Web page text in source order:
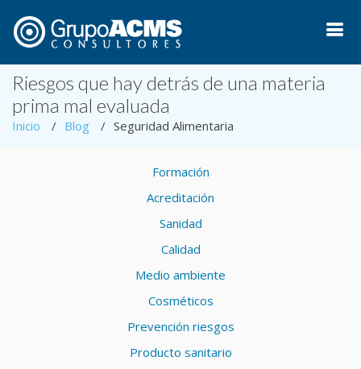
Riesgos que hay detrás de una materia
prima mal evaluada
Inicio Blog Seguridad Alimentaria
Formación
Acreditación
Sanidad
Calidad
Medio ambiente
Cosméticos
Prevención riesgos
Producto sanitario